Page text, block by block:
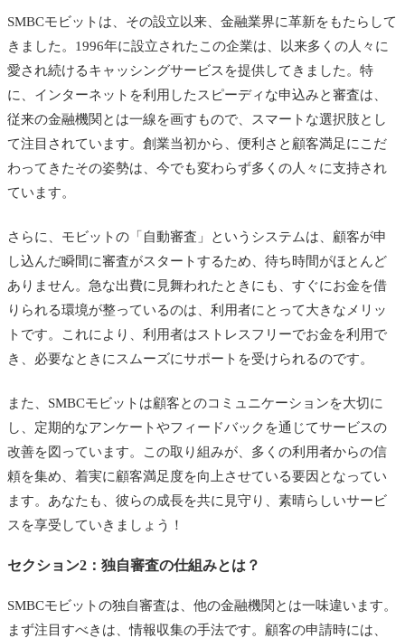
SMBCモビットは、その設立以来、金融業界に革新をもたらして
きました。1996年に設立されたこの企業は、以来多くの人々に
愛され続けるキャッシングサービスを提供してきました。特
に、インターネットを利用したスピーディな申込みと審査は、
従来の金融機関とは一線を画すもので、スマートな選択肢とし
て注目されています。創業当初から、便利さと顧客満足にこだ
わってきたその姿勢は、今でも変わらず多くの人々に支持され
ています。
さらに、モビットの「自動審査」というシステムは、顧客が申
し込んだ瞬間に審査がスタートするため、待ち時間がほとんど
ありません。急な出費に見舞われたときにも、すぐにお金を借
りられる環境が整っているのは、利用者にとって大きなメリッ
トです。これにより、利用者はストレスフリーでお金を利用で
き、必要なときにスムーズにサポートを受けられるのです。
また、SMBCモビットは顧客とのコミュニケーションを大切に
し、定期的なアンケートやフィードバックを通じてサービスの
改善を図っています。この取り組みが、多くの利用者からの信
頼を集め、着実に顧客満足度を向上させている要因となってい
ます。あなたも、彼らの成長を共に見守り、素晴らしいサービ
スを享受していきましょう！
セクション2：独自審査の仕組みとは？
SMBCモビットの独自審査は、他の金融機関とは一味違います。
まず注目すべきは、情報収集の手法です。顧客の申請時には、